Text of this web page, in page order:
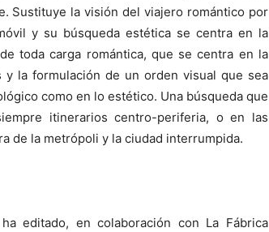
Sustituye la visión del viajero romántico por
y su búsqueda estética se centra en la
toda carga romántica, que se centra en la
la formulación de un orden visual que sea
como en lo estético. Una búsqueda que
itinerarios centro-periferia, o en las
de la metrópoli y la ciudad interrumpida.
editado, en colaboración con La Fábrica